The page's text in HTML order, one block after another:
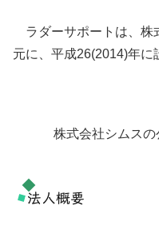
ラダーサポートは、株
元に、平成26(2014)年に
株式会社シムス
法人概要